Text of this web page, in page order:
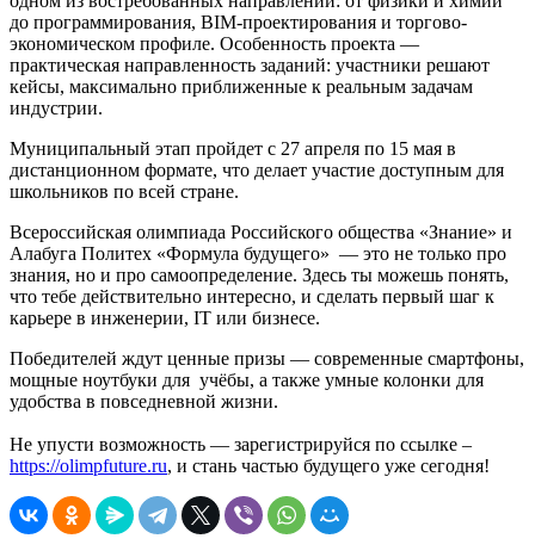
до программирования, BIM-проектирования и торгово-
экономическом профиле. Особенность проекта —
практическая направленность заданий: участники решают
кейсы, максимально приближенные к реальным задачам
индустрии.
Муниципальный этап пройдет с 27 апреля по 15 мая в
дистанционном формате, что делает участие доступным для
школьников по всей стране.
Всероссийская олимпиада Российского общества «Знание» и
Алабуга Политех «Формула будущего» — это не только про
знания, но и про самоопределение. Здесь ты можешь понять,
что тебе действительно интересно, и сделать первый шаг к
карьере в инженерии, IT или бизнесе.
Победителей ждут ценные призы — современные смартфоны,
мощные ноутбуки для учёбы, а также умные колонки для
удобства в повседневной жизни.
Не упусти возможность — зарегистрируйся по ссылке –
https://olimpfuture.ru, и стань частью будущего уже сегодня!